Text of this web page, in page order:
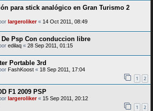
para stick analógico en Gran Turismo 2
largeroliker« 14 Oct 2011, 08:49
Psp Con conduccion libre
edilaq « 28 Sep 2011, 01:15
Portable 3rd
FashKoost « 18 Sep 2011, 17:04
1 2
F1 2009 PSP
largeroliker« 15 Sep 2011, 20:12
1 2